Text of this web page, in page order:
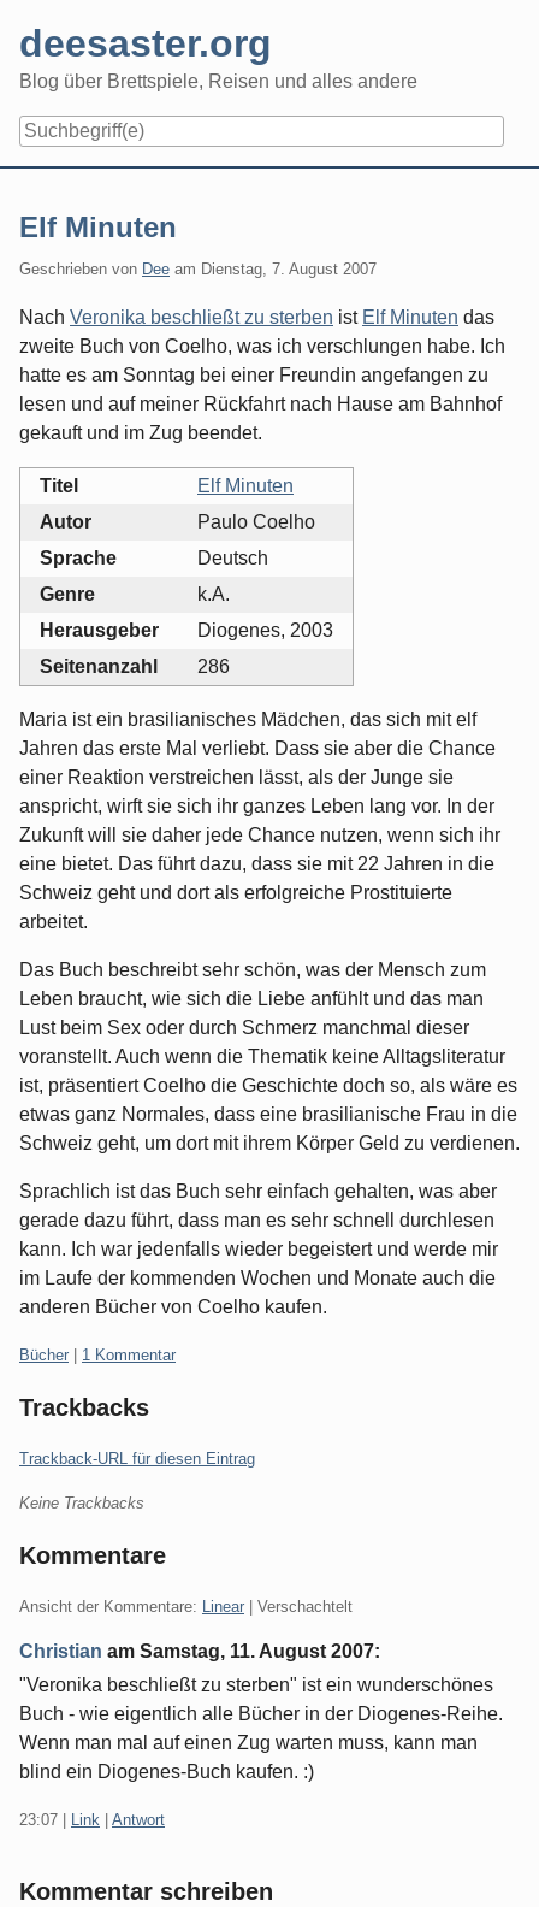
content
deesaster.org
Blog über Brettspiele, Reisen und alles andere
Elf Minuten
Geschrieben von Dee am Dienstag, 7. August 2007
Nach Veronika beschließt zu sterben ist Elf Minuten das
zweite Buch von Coelho, was ich verschlungen habe. Ich
hatte es am Sonntag bei einer Freundin angefangen zu
lesen und auf meiner Rückfahrt nach Hause am Bahnhof
gekauft und im Zug beendet.
Titel
Elf Minuten
Autor
Paulo Coelho
Sprache
Deutsch
Genre
k.A.
Herausgeber
Diogenes, 2003
Seitenanzahl
286
Maria ist ein brasilianisches Mädchen, das sich mit elf
Jahren das erste Mal verliebt. Dass sie aber die Chance
einer Reaktion verstreichen lässt, als der Junge sie
anspricht, wirft sie sich ihr ganzes Leben lang vor. In der
Zukunft will sie daher jede Chance nutzen, wenn sich ihr
eine bietet. Das führt dazu, dass sie mit 22 Jahren in die
Schweiz geht und dort als erfolgreiche Prostituierte
arbeitet.
Das Buch beschreibt sehr schön, was der Mensch zum
Leben braucht, wie sich die Liebe anfühlt und das man
Lust beim Sex oder durch Schmerz manchmal dieser
voranstellt. Auch wenn die Thematik keine Alltagsliteratur
ist, präsentiert Coelho die Geschichte doch so, als wäre es
etwas ganz Normales, dass eine brasilianische Frau in die
Schweiz geht, um dort mit ihrem Körper Geld zu verdienen.
Sprachlich ist das Buch sehr einfach gehalten, was aber
gerade dazu führt, dass man es sehr schnell durchlesen
kann. Ich war jedenfalls wieder begeistert und werde mir
im Laufe der kommenden Wochen und Monate auch die
anderen Bücher von Coelho kaufen.
Kategorien:
Bücher 1 Kommentar
Trackbacks
Trackback-URL für diesen Eintrag
Keine Trackbacks
Kommentare
Ansicht der Kommentare: Linear | Verschachtelt
Christian am Samstag, 11. August 2007:
"Veronika beschließt zu sterben" ist ein wunderschönes
Buch - wie eigentlich alle Bücher in der Diogenes-Reihe.
Wenn man mal auf einen Zug warten muss, kann man
blind ein Diogenes-Buch kaufen. :)
23:07 Link Antwort
Kommentar schreiben